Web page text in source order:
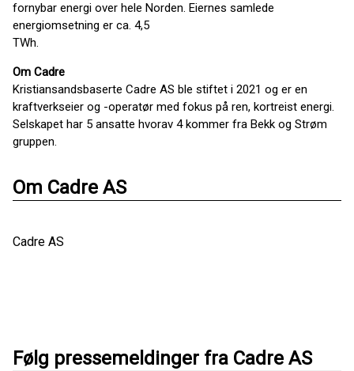
fornybar energi over hele Norden. Eiernes samlede
energiomsetning er ca. 4,5
TWh.
Om Cadre
Kristiansandsbaserte Cadre AS ble stiftet i 2021 og er en
kraftverkseier og -operatør med fokus på ren, kortreist energi.
Selskapet har 5 ansatte hvorav 4 kommer fra Bekk og Strøm
gruppen.
Om Cadre AS
Cadre AS
Følg pressemeldinger fra Cadre AS